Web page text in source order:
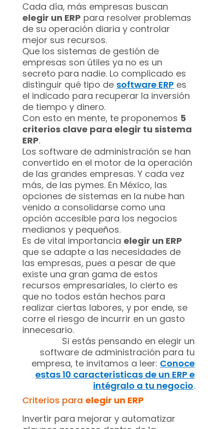
Cada día, más empresas buscan
elegir un ERP para resolver problemas
de su operación diaria y controlar
mejor sus recursos.
Que los sistemas de gestión de
empresas son útiles ya no es un
secreto para nadie. Lo complicado es
distinguir qué tipo de software ERP es
el indicado para recuperar la inversión
de tiempo y dinero.
Con esto en mente, te proponemos 5
criterios clave para elegir tu sistema
ERP.
Los software de administración se han
convertido en el motor de la operación
de las grandes empresas. Y cada vez
más, de las pymes. En México, las
opciones de sistemas en la nube han
venido a consolidarse como una
opción accesible para los negocios
medianos y pequeños.
Es de vital importancia elegir un ERP
que se adapte a las necesidades de
las empresas, pues a pesar de que
existe una gran gama de estos
recursos empresariales, lo cierto es
que no todos están hechos para
realizar ciertas labores, y por ende, se
corre el riesgo de incurrir en un gasto
innecesario.
Si estás pensando en elegir un
software de administración para tu
empresa, te invitamos a leer: Conoce
estas 10 características de un ERP e
intégralo a tu negocio.
Criterios para elegir un ERP
Invertir para mejorar y automatizar